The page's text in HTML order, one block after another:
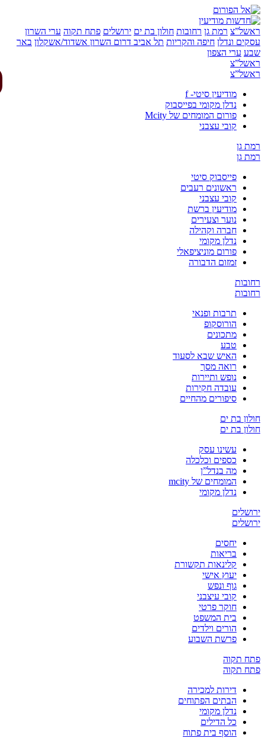
רמת גן רחובות חולון בת ים ירושלים פתח תקוה ערי השרון
ונדלן חיפה והקריות תל אביבדרום השרוןאשדוד/אשקלון באר
ערי הצפון
מודיעין סיטי- f
נדלן מקומי בפייסבוק
פורום המומחים של Mcity
קובי עצבני
גן
גן
פייסבוק סיטי
ראשונים רעבים
קובי עצבני
מודיעין ברשת
נוער וצעירים
חברה וקהילה
נדלן מקומי
פורום מוניציפאלי
זמזום הדבורה
תרבות ופנאי
הורוסקופ
מתכונים
טבע
האיש שבא לסעוד
רואה מסך
נופש ותיירות
עובדה חקירות
סיפורים מהחיים
בת ים
בת ים
עשינו עסק
כספים וכלכלה
מה בנדל”ן
המומחים של mcity
נדלן מקומי
יחסים
בריאות
קלינאות תקשורת
יעוץ אישי
גוף ונפש
קובי עיצבני
חוקר פרטי
בית המשפט
הורים וילדים
פרשת השבוע
תקוה
תקוה
דירות למכירה
הבתים הפתוחים
נדלן מקומי
כל הדילים
הוסף בית פתוח